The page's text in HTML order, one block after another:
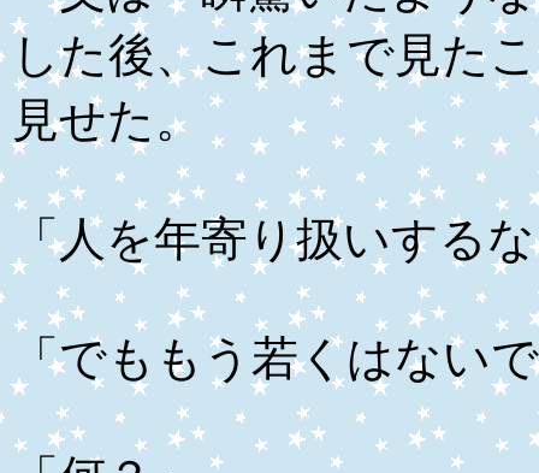
した後、これまで見た
見せた。
「人を年寄り扱いする
「でももう若くはない